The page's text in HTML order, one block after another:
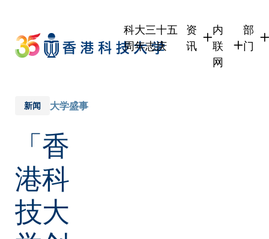
main
content
科大三十五
周年志庆
资
讯
内
联
网
部
门
新闻 大学盛事
「香
港科
技大